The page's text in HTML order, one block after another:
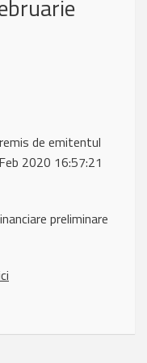
de emitentul
2020 16:57:21
preliminare